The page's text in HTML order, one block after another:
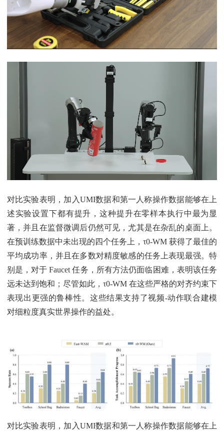
对比实验表明，加入UMI数据和第一人称操作数据能够在上
述实验设置下都有提升，这种提升在零样本执行中最为显
著，并且在监督微调后仍然可见，尤其是在杂乱的桌面上。
在预训练数据中未出现的四个任务上，τ0-WM 获得了最佳的
平均成功率，并且在多数对精度敏感的任务上表现最强。特
别是，对于 Faucet 任务，所有方法仍面临困难，表明该任务
远未达到饱和；尽管如此，τ0-WM 在这些严格的对齐约束下
表现出更强的鲁棒性。这些结果支持了视频-动作联合建模
对细粒度真实世界操作的益处。
对比实验表明，加入UMI数据和第一人称操作数据能够在上